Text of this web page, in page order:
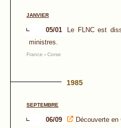
JANVIER
05/01
Le FLNC est
ministres.
France - Corse
1985
SEPTEMBRE
06/09 Découverte